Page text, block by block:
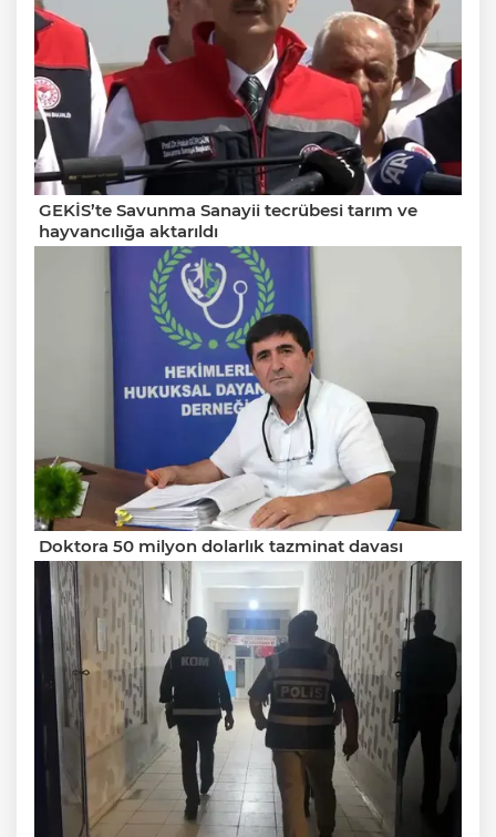
GEKİS’te Savunma Sanayii tecrübesi tarım ve
hayvancılığa aktarıldı
Doktora 50 milyon dolarlık tazminat davası